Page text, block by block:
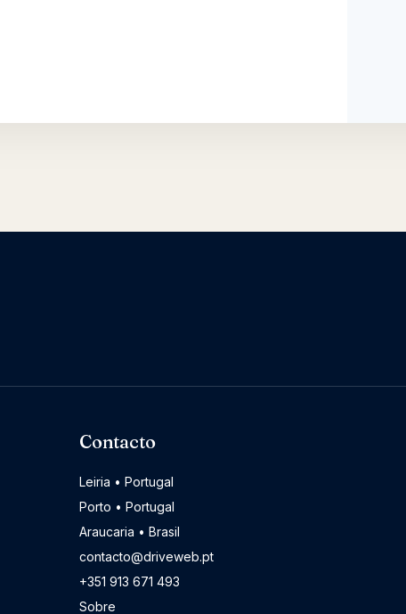
Contacto
Leiria • Portugal
Porto • Portugal
Araucaria • Brasil
contacto@driveweb.pt
+351 913 671 493
Sobre